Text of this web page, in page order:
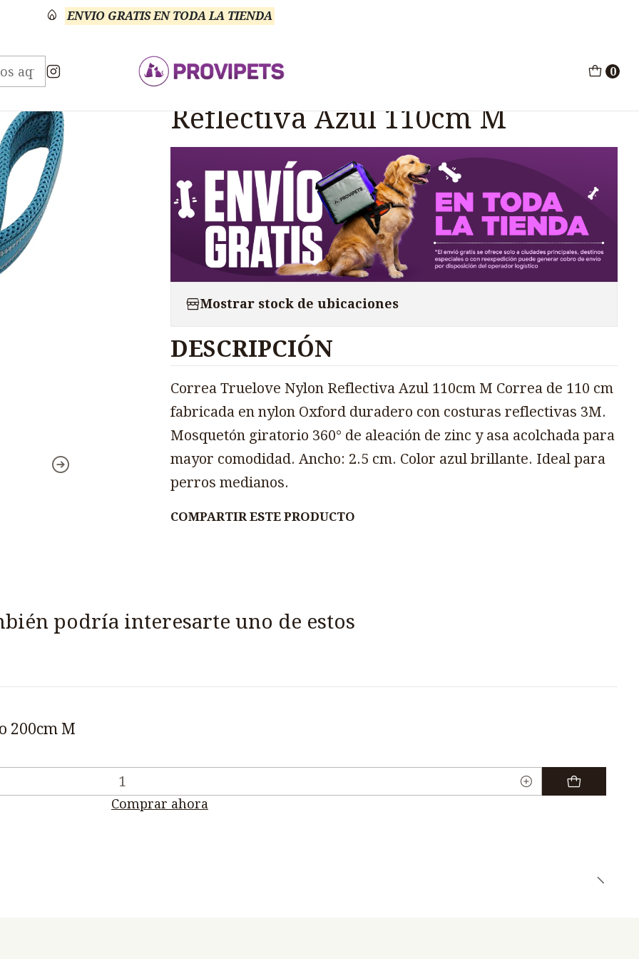
0
ENVIO GRATIS EN TODA LA TIENDA
TRUELOVE Correa Truelove Nylon Reflectiva Azul 110cm M
Correa Truelove Nylon
Reflectiva Azul 110cm M
Mostrar stock de ubicaciones
DESCRIPCIÓN
Correa Truelove Nylon Reflectiva Azul 110cm M Correa de 110 cm
fabricada en nylon Oxford duradero con costuras reflectivas 3M.
Mosquetón giratorio 360° de aleación de zinc y asa acolchada para
mayor comodidad. Ancho: 2.5 cm. Color azul brillante. Ideal para
perros medianos.
COMPARTIR ESTE PRODUCTO
podría interesarte uno de estos
200cm M
Comprar ahora